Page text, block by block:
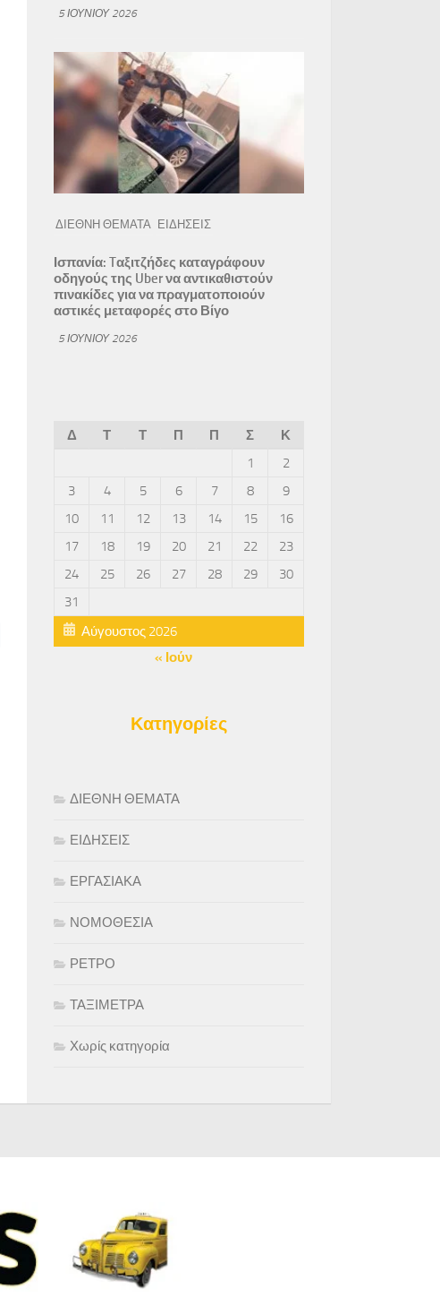
5 ΙΟΥΝΊΟΥ 2026
ΔΙΕΘΝΗ ΘΕΜΑΤΑ ΕΙΔΗΣΕΙΣ
Ισπανία: Tαξιτζήδες καταγράφουν
οδηγούς της Uber να αντικαθιστούν
πινακίδες για να πραγματοποιούν
αστικές μεταφορές στο Βίγο
5 ΙΟΥΝΊΟΥ 2026
Αύγουστος 2026
Δ Τ Τ Π Π Σ
Κ
1
2
3
4 5 6 7 8
9
10
11 12 13 14 15
16
17
18 19 20 21 22
23
24
25 26 27 28 29
30
31
« Ιούν
Κατηγορίες
ΔΙΕΘΝΗ ΘΕΜΑΤΑ
ΕΙΔΗΣΕΙΣ
ΕΡΓΑΣΙΑΚΑ
ΝΟΜΟΘΕΣΙΑ
ΡΕΤΡΟ
ΤΑΞΙΜΕΤΡΑ
Χωρίς κατηγορία